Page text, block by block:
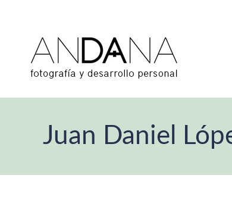
Juan Daniel